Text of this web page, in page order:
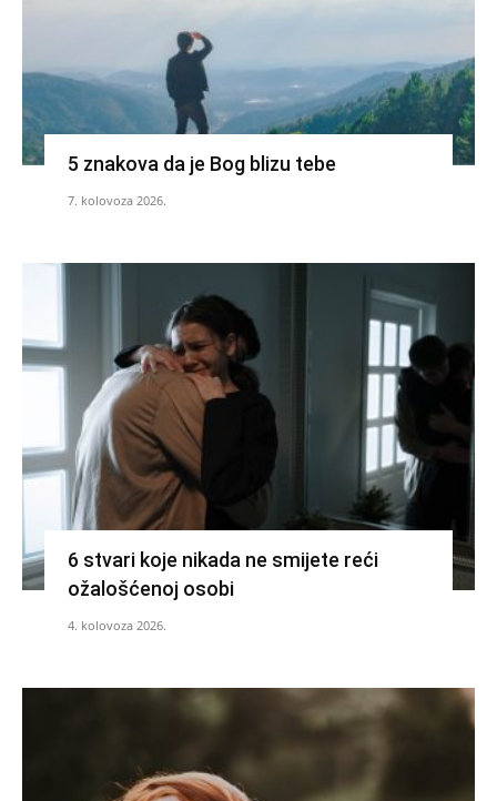
5 znakova da je Bog blizu tebe
7. kolovoza 2026.
6 stvari koje nikada ne smijete reći
ožalošćenoj osobi
4. kolovoza 2026.